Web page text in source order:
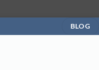
BLOG